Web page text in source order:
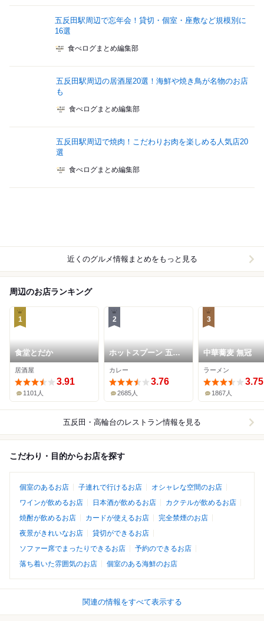
五反田駅周辺で忘年会！貸切・個室・座敷など規模別に
16選
食べログまとめ編集部
五反田駅周辺の居酒屋20選！海鮮や焼き鳥が名物のお店
も
食べログまとめ編集部
五反田駅周辺で焼肉！こだわりお肉を楽しめる人気店20
選
食べログまとめ編集部
近くのグルメ情報まとめをもっと見る
周辺のお店ランキング
1
食堂とだか
居酒屋
3.91
1101人
2
ホットスプーン 五反
田店
カレー
3.76
2685人
3
中華蕎麦 無冠
ラーメン
3.75
1867人
五反田・高輪台のレストラン情報を見る
こだわり・目的からお店を探す
個室のあるお店 子連れで行けるお店
オシャレな空間のお店
ワインが飲めるお店
日本酒が飲めるお店
カクテルが飲めるお店
焼酎が飲めるお店
カードが使えるお店
完全禁煙のお店
夜景がきれいなお店
貸切ができるお店
ソファー席でまったりできるお店
予約のできるお店
落ち着いた雰囲気のお店
個室のある海鮮のお店
関連の情報をすべて表示する